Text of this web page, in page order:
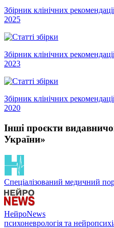
Збірник клінічних
2025
Збірник клінічних
2023
Збірник клінічних
2020
Інші проєкти
України»
Спеціалізований медичний
НейроNews
психоневрологія та